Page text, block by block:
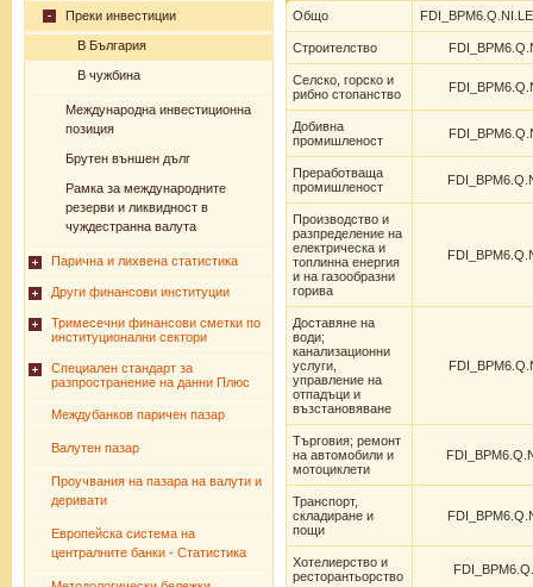
Преки инвестиции
В България
В чужбина
Международна инвестиционна
позиция
Брутен външен дълг
Рамка за международните
резерви и ликвидност в
чуждестранна валута
Парична и лихвена статистика
Други финансови институции
Тримесечни финансови сметки по
институционални сектори
Специален стандарт за
разпространение на данни Плюс
Междубанков паричен пазар
Валутен пазар
Проучвания на пазара на валути и
деривати
Европейска система на
централните банки - Статистика
Общо
Строителство
Селско, горско и
рибно стопанство
Добивна
промишленост
Преработваща
промишленост
Производство и
разпределение на
електрическа и
топлинна енергия
и на газообразни
горива
Доставяне на
води;
канализационни
услуги,
управление на
отпадъци и
възстановяване
Търговия; ремонт
на автомобили и
мотоциклети
Транспорт,
складиране и
пощи
Хотелиерство и
ресторантьорство